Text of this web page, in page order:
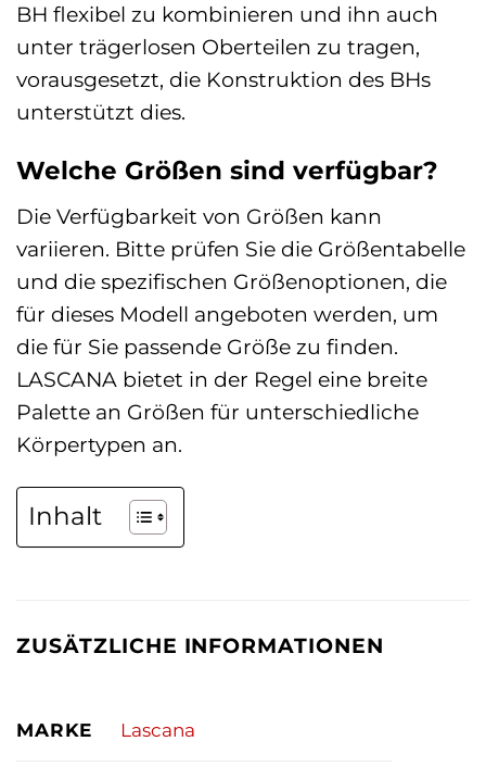
BH flexibel zu kombinieren und ihn auch
unter trägerlosen Oberteilen zu tragen,
vorausgesetzt, die Konstruktion des BHs
unterstützt dies.
Welche Größen sind verfügbar?
Die Verfügbarkeit von Größen kann
variieren. Bitte prüfen Sie die Größentabelle
und die spezifischen Größenoptionen, die
für dieses Modell angeboten werden, um
die für Sie passende Größe zu finden.
LASCANA bietet in der Regel eine breite
Palette an Größen für unterschiedliche
Körpertypen an.
Inhalt
ZUSÄTZLICHE INFORMATIONEN
MARKE Lascana